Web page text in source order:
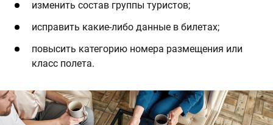
изменить состав группы туристов;
исправить какие-либо данные в билетах;
повысить категорию номера размещения или
класс полета.